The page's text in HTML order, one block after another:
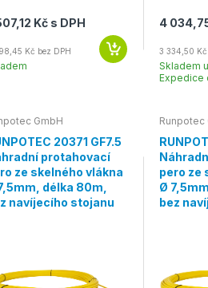
Kč s DPH
Kč bez DPH
4
3 334,50 Kč
Skladem
Expedice
GmbH
20371 GF7.5
protahovací
ze skelného vlákna
délka 80m,
navíjecího stojanu
Runpotec
pero ze
Ø
bez